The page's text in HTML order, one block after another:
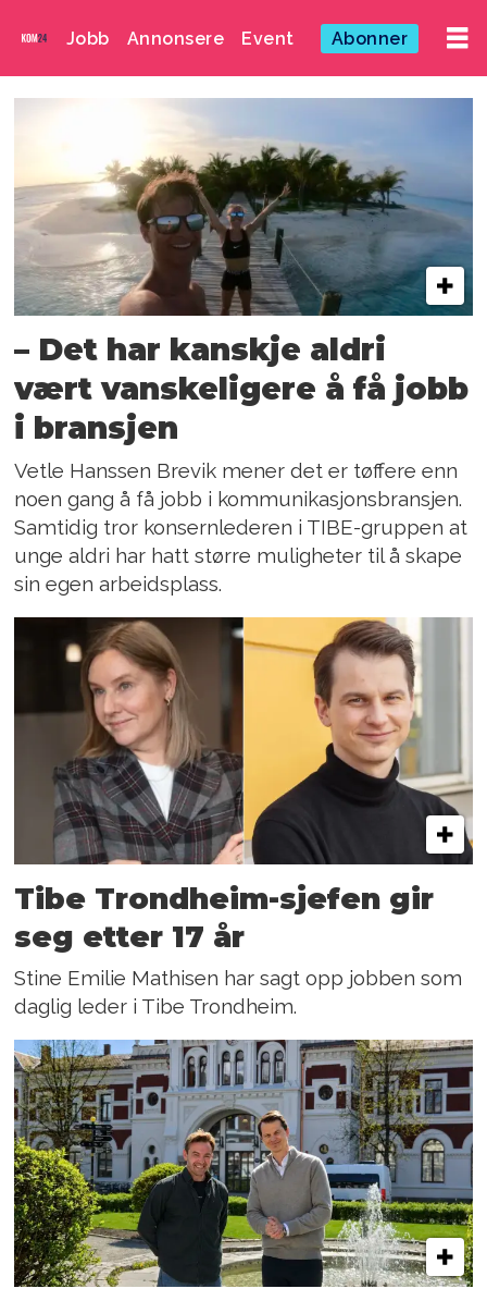
Jobb Annonsere Event Abonner
Emne:
tibe
– Det har kanskje aldri
vært vanskeligere å få jobb
i bransjen
Vetle Hanssen Brevik mener det er tøffere enn
noen gang å få jobb i kommunikasjonsbransjen.
Samtidig tror konsernlederen i TIBE-gruppen at
unge aldri har hatt større muligheter til å skape
sin egen arbeidsplass.
Tibe Trondheim-sjefen gir
seg etter 17 år
Stine Emilie Mathisen har sagt opp jobben som
daglig leder i Tibe Trondheim.